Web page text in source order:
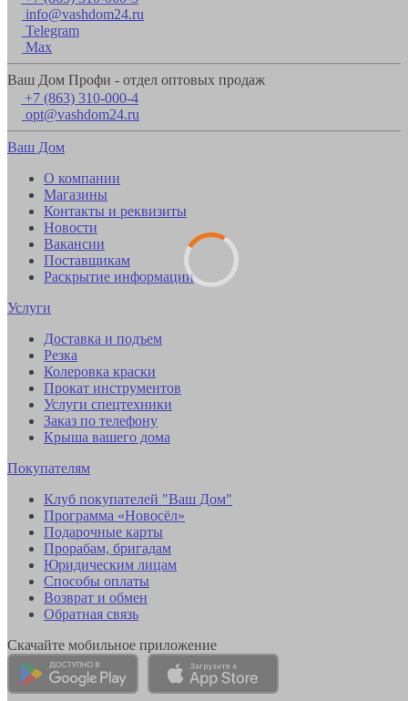
info@vashdom24.ru
Telegram
Max
Ваш Дом Профи - отдел оптовых продаж
+7 (863) 310-000-4
opt@vashdom24.ru
Ваш Дом
О компании
Магазины
Контакты и реквизиты
Новости
Вакансии
Поставщикам
Раскрытие информации
Услуги
Доставка и подъем
Резка
Колеровка краски
Прокат инструментов
Услуги спецтехники
Заказ по телефону
Крыша вашего дома
Покупателям
Клуб покупателей "Ваш Дом"
Программа «Новосёл»
Подарочные карты
Прорабам, бригадам
Юридическим лицам
Способы оплаты
Возврат и обмен
Обратная связь
Скачайте мобильное приложение